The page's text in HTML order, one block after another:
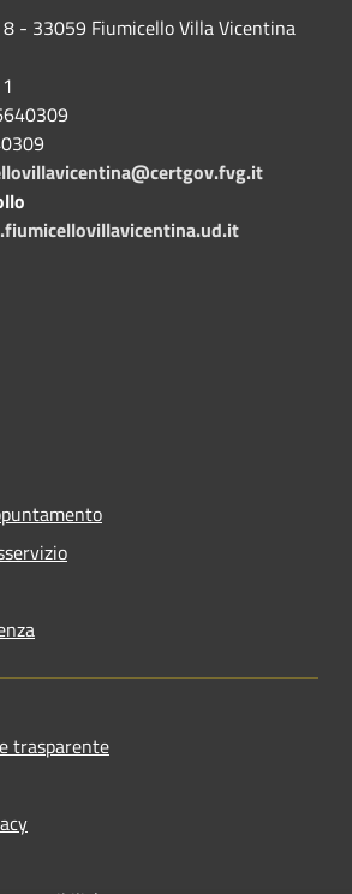
- 33059 Fiumicello Villa Vicentina
trasparente